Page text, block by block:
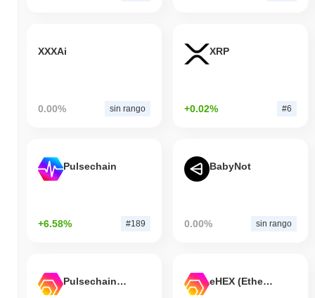
XXXAi
0.00% sin rango
XRP
+0.02% #6
Pulsechain
+6.58% #189
BabyNot
0.00% sin rango
Pulsechain Bridged HEX (Pulsechain) eHEX (Ethereum)